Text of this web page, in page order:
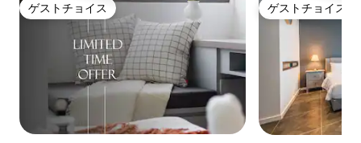
ゲストチョイス
ゲストチョイス ゲストチョイス
ゲストチョイス